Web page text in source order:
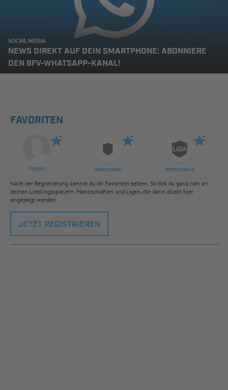
SOCIAL MEDIA
NEWS DIREKT AUF DEIN SMARTPHONE: ABONNIERE
DEN BFV-WHATSAPP-KANAL!
FAVORITEN
Spieler Mannschaft Wettbewerb
Nach der Registrierung kannst du dir Favoriten setzen. So bist du ganz nah an
deinen Lieblingsspielern, Mannschaften und Ligen, die dann direkt hier
angezeigt werden.
JETZT REGISTRIEREN